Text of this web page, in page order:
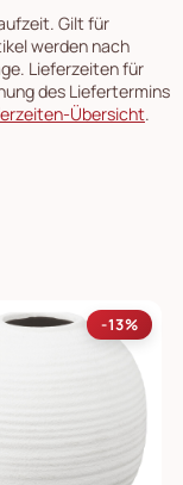
Gilt für
werden nach
Lieferzeiten für
des Liefertermins
Übersicht.
-13%